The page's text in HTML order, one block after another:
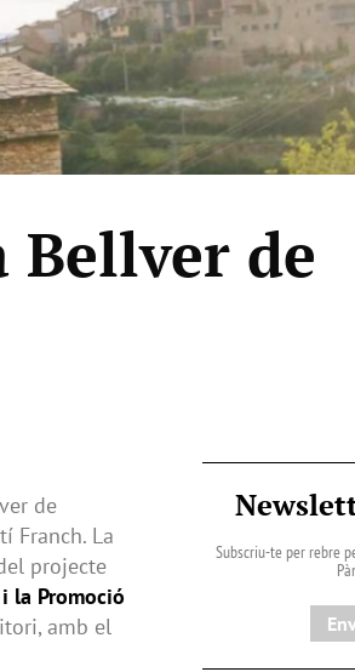
Bellver de
de
Franch. La
projecte
la Promoció
amb el
Subscriu-te per rebre